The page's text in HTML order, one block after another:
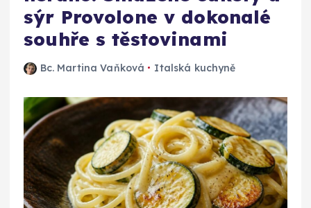
sýr Provolone v dokonalé
souhře s těstovinami
Bc. Martina Vaňková Italská kuchyně